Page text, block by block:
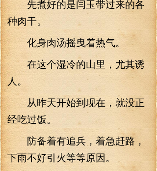
先煮好的是闫玉带过来的各
种肉干。
化身肉汤摇曳着热气。
在这个湿冷的山里，尤其诱
人。
从昨天开始到现在，就没正
经吃过饭。
防备着有追兵，着急赶路，
下雨不好引火等等原因。